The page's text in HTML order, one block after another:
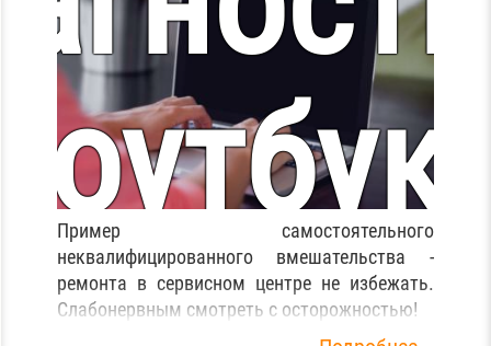
Пример самостоятельного
неквалифицированного вмешательства -
ремонта в сервисном центре не избежать.
Слабонервным смотреть с осторожностью!